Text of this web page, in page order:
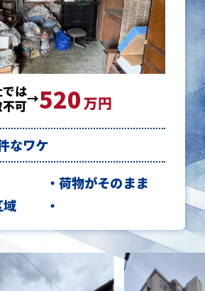
520
は
可
520万円
なワケ
荷物がそのまま
域
520